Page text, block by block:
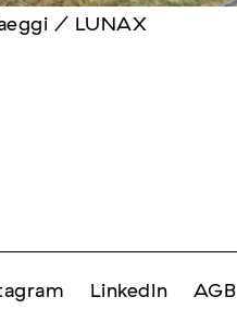
/ LUNAX
LinkedIn AGB